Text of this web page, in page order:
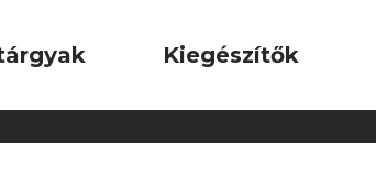
Kiegészítők